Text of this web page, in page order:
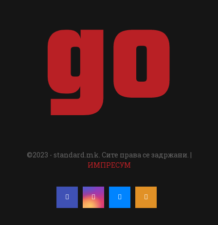
©2023 - standard.mk. Сите права се задржани. |
ИМПРЕСУМ